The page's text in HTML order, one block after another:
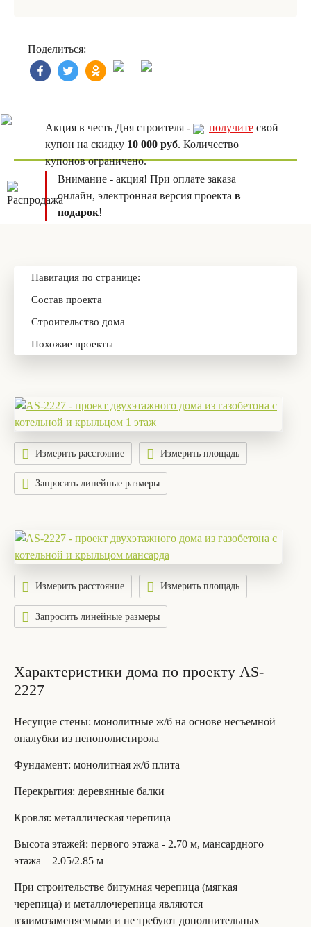
Поделиться:
Акция в честь Дня строителя - получите свой
купон на скидку 10 000 руб. Количество
купонов ограничено.
Внимание - акция! При оплате заказа
онлайн, электронная версия проекта в
подарок!
Навигация по странице:
Состав проекта
Строительство дома
Похожие проекты
Измерить расстояние Измерить площадь
Запросить линейные размеры
Измерить расстояние Измерить площадь
Запросить линейные размеры
Характеристики дома по проекту AS-
2227
Несущие стены: монолитные ж/б на основе несъемной
опалубки из пенополистирола
Фундамент: монолитная ж/б плита
Перекрытия: деревянные балки
Кровля: металлическая черепица
Высота этажей: первого этажа - 2.70 м, мансардного
этажа – 2.05/2.85 м
При строительстве битумная черепица (мягкая
черепица) и металлочерепица являются
взаимозаменяемыми и не требуют дополнительных